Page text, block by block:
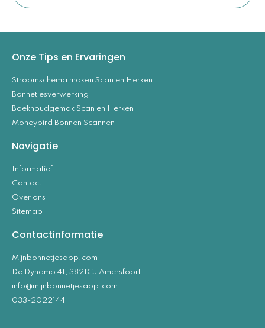
Onze Tips en Ervaringen
Stroomschema maken Scan en Herken
Bonnetjesverwerking
Boekhoudgemak Scan en Herken
Moneybird Bonnen Scannen
Navigatie
Informatief
Contact
Over ons
Sitemap
Contactinformatie
Mijnbonnetjesapp.com
De Dynamo 41, 3821CJ Amersfoort
info@mijnbonnetjesapp.com
033-2022144